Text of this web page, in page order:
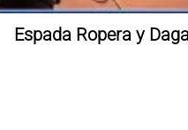
Espada Ropera y